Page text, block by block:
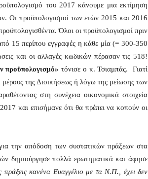
του 2017 κάνουμε μια εκτίμηση
Οι προϋπολογισμοί των ετών 2015 και 2016
Όλοι οι προϋπολογισμοί πριν
15 περίπου εγγραφές η κάθε μία (= 300-350
και οι αλλαγές κωδικών πέρασαν τις 518!
προϋπολογισμό»τόνισε ο κ. Τσιαμπάς. Γιατί
της Διοικήσεως ή λόγω της μείωσης των
στη συνέχεια οικονομικά στοιχεία
και επισήμανε ότι θα πρέπει να κοπούν οι
την απόδοση των συστατικών πράξεων στα
δημιούργησε πολλά ερωτηματικά και άφησε
πράξεις κανένα Ευαγγέλιο με τα Ν.Π., έχει δεν